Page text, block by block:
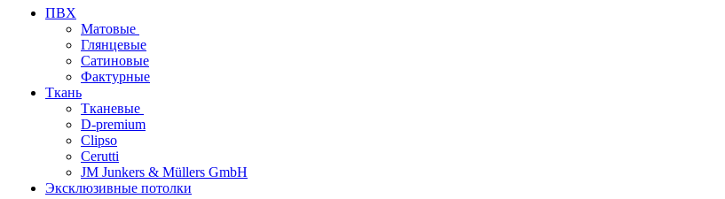
ПВХ
Матовые
Глянцевые
Сатиновые
Фактурные
Ткань
Тканевые
D-premium
Clipso
Cerutti
JM Junkers & Müllers GmbH
Эксклюзивные потолки